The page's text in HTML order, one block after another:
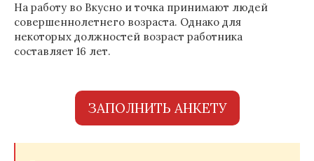
На работу во Вкусно и точка принимают людей
совершеннолетнего возраста. Однако для
некоторых должностей возраст работника
составляет 16 лет.
ЗАПОЛНИТЬ АНКЕТУ